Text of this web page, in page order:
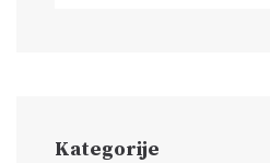
Kategorije